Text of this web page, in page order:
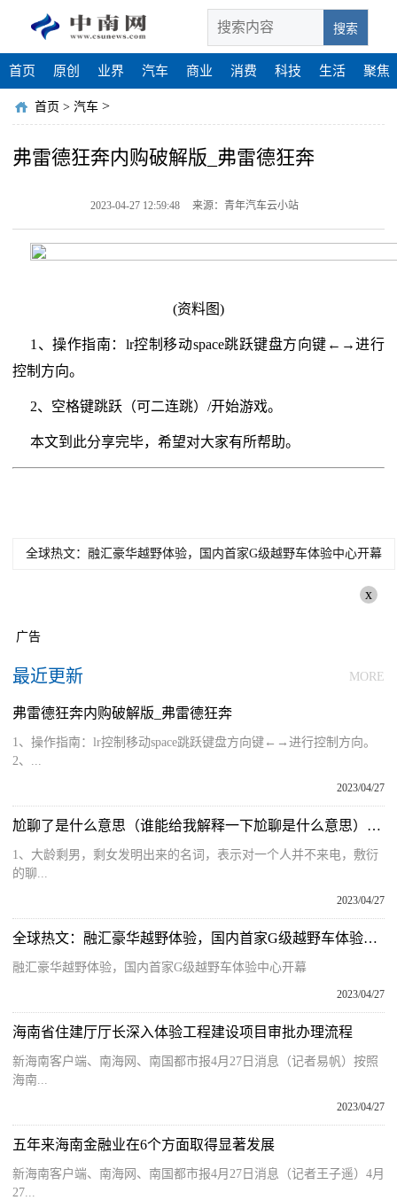
搜索
首页 原创 业界 汽车 商业 消费 科技 生活 聚焦
首页 > 汽车 >
弗雷德狂奔内购破解版_弗雷德狂奔
2023-04-27 12:59:48 来源：青年汽车云小站
(资料图)
1、操作指南：lr控制移动space跳跃键盘方向键←→进行
控制方向。
2、空格键跳跃（可二连跳）/开始游戏。
本文到此分享完毕，希望对大家有所帮助。
全球热文：融汇豪华越野体验，国内首家G级越野车体验中心开幕
x
广告
最近更新 MORE
弗雷德狂奔内购破解版_弗雷德狂奔
1、操作指南：lr控制移动space跳跃键盘方向键←→进行控制方向。
2、...
2023/04/27
尬聊了是什么意思（谁能给我解释一下尬聊是什么意思）_全球微速讯
1、大龄剩男，剩女发明出来的名词，表示对一个人并不来电，敷衍
的聊...
2023/04/27
全球热文：融汇豪华越野体验，国内首家G级越野车体验中心开幕
融汇豪华越野体验，国内首家G级越野车体验中心开幕
2023/04/27
海南省住建厅厅长深入体验工程建设项目审批办理流程
新海南客户端、南海网、南国都市报4月27日消息（记者易帆）按照
海南...
2023/04/27
五年来海南金融业在6个方面取得显著发展
新海南客户端、南海网、南国都市报4月27日消息（记者王子遥）4月
27...